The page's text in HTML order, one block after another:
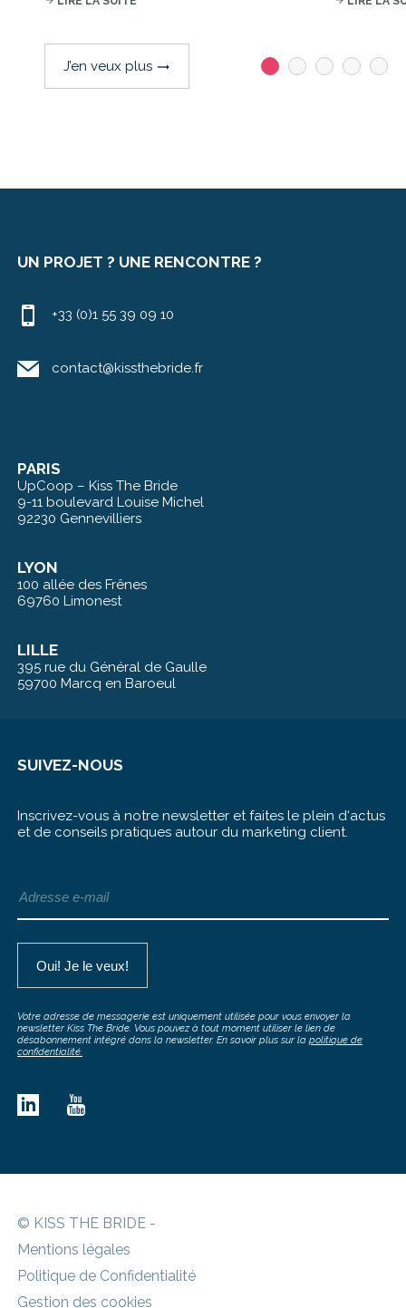
J’en veux plus trending_flat
UN PROJET ? UNE RENCONTRE ?
+33 (0)1 55 39 09 10
contact@kissthebride.fr
PARIS
UpCoop – Kiss The Bride
9-11 boulevard Louise Michel
92230 Gennevilliers
LYON
100 allée des Frênes
69760 Limonest
LILLE
395 rue du Général de Gaulle
59700 Marcq en Baroeul
SUIVEZ-NOUS
Inscrivez-vous à notre newsletter et faites le plein d‘actus
et de conseils pratiques autour du marketing client.
Votre adresse de messagerie est uniquement utilisée pour vous envoyer la
newsletter Kiss The Bride. Vous pouvez à tout moment utiliser le lien de
désabonnement intégré dans la newsletter. En savoir plus sur la politique de
confidentialité.
© KISS THE BRIDE -
Mentions légales
Politique de Confidentialité
Gestion des cookies